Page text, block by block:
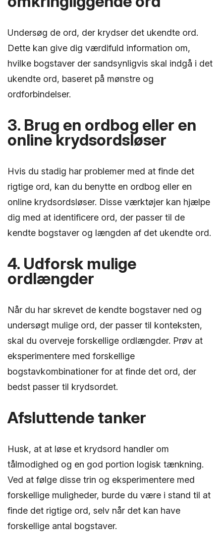
Undersøg de ord, der krydser det ukendte ord.
Dette kan give dig værdifuld information om,
hvilke bogstaver der sandsynligvis skal indgå i det
ukendte ord, baseret på mønstre og
ordforbindelser.
3. Brug en ordbog eller en
online krydsordsløser
Hvis du stadig har problemer med at finde det
rigtige ord, kan du benytte en ordbog eller en
online krydsordsløser. Disse værktøjer kan hjælpe
dig med at identificere ord, der passer til de
kendte bogstaver og længden af det ukendte ord.
4. Udforsk mulige
ordlængder
Når du har skrevet de kendte bogstaver ned og
undersøgt mulige ord, der passer til konteksten,
skal du overveje forskellige ordlængder. Prøv at
eksperimentere med forskellige
bogstavkombinationer for at finde det ord, der
bedst passer til krydsordet.
Afsluttende tanker
Husk, at at løse et krydsord handler om
tålmodighed og en god portion logisk tænkning.
Ved at følge disse trin og eksperimentere med
forskellige muligheder, burde du være i stand til at
finde det rigtige ord, selv når det kan have
forskellige antal bogstaver.